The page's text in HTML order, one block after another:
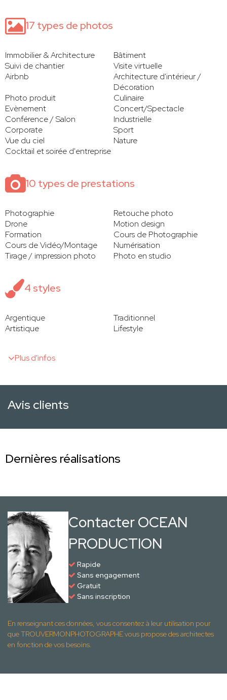
17 types de photos
Immobilier & Architecture
Bâtiment
Suivi de chantier
Visite virtuelle
Airbnb
Architecture d'intérieur /
Décoration
Photo produit
Culinaire
Evènement
Concert/Spectacle
Conférence / Salon
Industrielle
Corporate
Sport
Vue du ciel
Nature
Cocktail et soirée d'entreprise
10 types de prestations
Photographie
Retouche photo
Drone
Motion design
Formation
Cours de Photographie
Cours de Vidéo/Montage
Numérisation
Tirage / impression photo
Photo en studio
4 styles
Argentique
Traditionnel
Artistique
Lifestyle
Plus d'infos
Avis clients
Dernières réalisations
Contacter OCEAN
PRODUCTION
Rapide
Sans engagement
Gratuit
Sans inscription
En renseignant ces données, vous consentez à leur utilisation pour
que TROUVERMONPHOTOGRAPHE vous propose des architectes
en fonction de vos besoins.